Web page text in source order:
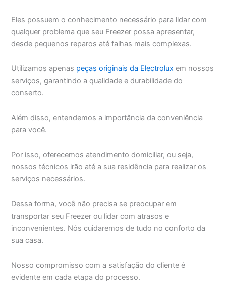
Eles possuem o conhecimento necessário para lidar com
qualquer problema que seu Freezer possa apresentar,
desde pequenos reparos até falhas mais complexas.
Utilizamos apenas peças originais da Electrolux em nossos
serviços, garantindo a qualidade e durabilidade do
conserto.
Além disso, entendemos a importância da conveniência
para você.
Por isso, oferecemos atendimento domiciliar, ou seja,
nossos técnicos irão até a sua residência para realizar os
serviços necessários.
Dessa forma, você não precisa se preocupar em
transportar seu Freezer ou lidar com atrasos e
inconvenientes. Nós cuidaremos de tudo no conforto da
sua casa.
Nosso compromisso com a satisfação do cliente é
evidente em cada etapa do processo.